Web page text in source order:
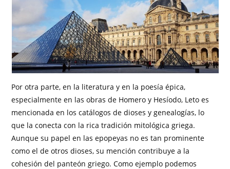
Por otra parte, en la literatura y en la poesía épica,
especialmente en las obras de Homero y Hesíodo, Leto es
mencionada en los catálogos de dioses y genealogías, lo
que la conecta con la rica tradición mitológica griega.
Aunque su papel en las epopeyas no es tan prominente
como el de otros dioses, su mención contribuye a la
cohesión del panteón griego. Como ejemplo podemos